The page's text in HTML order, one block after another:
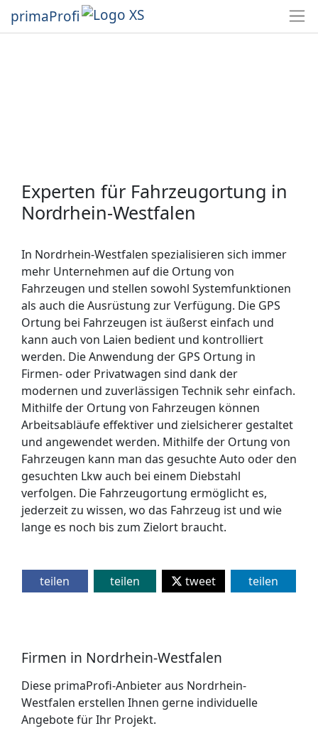
primaProfi
Experten für Fahrzeugortung in
Nordrhein-Westfalen
In Nordrhein-Westfalen spezialisieren sich immer
mehr Unternehmen auf die Ortung von
Fahrzeugen und stellen sowohl Systemfunktionen
als auch die Ausrüstung zur Verfügung. Die GPS
Ortung bei Fahrzeugen ist äußerst einfach und
kann auch von Laien bedient und kontrolliert
werden. Die Anwendung der GPS Ortung in
Firmen- oder Privatwagen sind dank der
modernen und zuverlässigen Technik sehr einfach.
Mithilfe der Ortung von Fahrzeugen können
Arbeitsabläufe effektiver und zielsicherer gestaltet
und angewendet werden. Mithilfe der Ortung von
Fahrzeugen kann man das gesuchte Auto oder den
gesuchten Lkw auch bei einem Diebstahl
verfolgen. Die Fahrzeugortung ermöglicht es,
jederzeit zu wissen, wo das Fahrzeug ist und wie
lange es noch bis zum Zielort braucht.
teilen teilen tweet teilen
Firmen in Nordrhein-Westfalen
Diese primaProfi-Anbieter aus Nordrhein-
Westfalen erstellen Ihnen gerne individuelle
Angebote für Ihr Projekt.